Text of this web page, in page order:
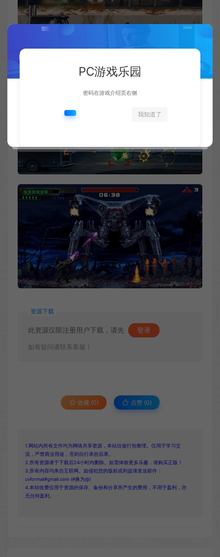
资源下载
此资源仅限注册用户下载，请先 登录
如有疑问请联系客服！
收藏 (0) 点赞 (0)
1.网站内所有文件均为网络共享资源，本站仅做打包整理。仅用于学习交
流，严禁商业用途，否则自行承担后果。
2.所有资源请于下载后24小时内删除。如需体验更多乐趣，请购买正版！
3.所有内容均来自互联网。如侵犯您的版权或利益请发送邮件：
cvformat#gmail.com (#换为@)
4.本站收费仅用于资源的保存、备份和分享所产生的费用，不用于盈利，亦
无任何盈利。
PC游戏乐园
密码在游戏介绍页右侧
我知道了